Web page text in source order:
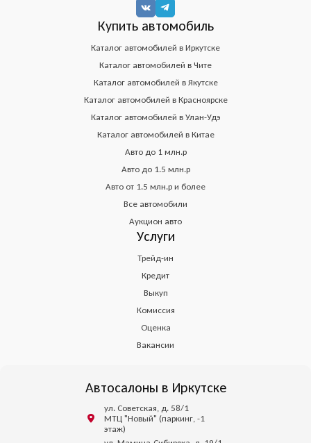
Купить автомобиль
Каталог автомобилей в Иркутске
Каталог автомобилей в Чите
Каталог автомобилей в Якутске
Каталог автомобилей в Красноярске
Каталог автомобилей в Улан-Удэ
Каталог автомобилей в Китае
Авто до 1 млн.р
Авто до 1.5 млн.р
Авто от 1.5 млн.р и более
Все автомобили
Аукцион авто
Услуги
Трейд-ин
Кредит
Выкуп
Комиссия
Оценка
Вакансии
Автосалоны в Иркутске
ул. Советская, д. 58/1
МТЦ "Новый" (паркинг, -1
этаж)